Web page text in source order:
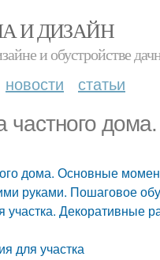
И ДИЗАЙН
и обустройстве
новости статьи
частного
дома. Основные
руками. Пошаговое
участка.
для участка